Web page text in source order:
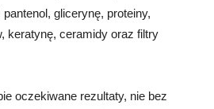
glicerynę, proteiny,
keratynę, ceramidy oraz filtry
oczekiwane rezultaty, nie bez